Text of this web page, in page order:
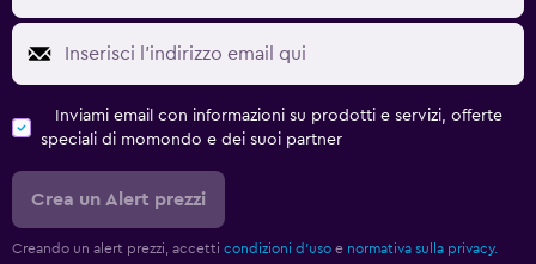
Inviami email con informazioni su prodotti e servizi, offerte
speciali di momondo e dei suoi partner
Crea un Alert prezzi
Creando un alert prezzi, accetti condizioni d'uso e normativa sulla privacy.